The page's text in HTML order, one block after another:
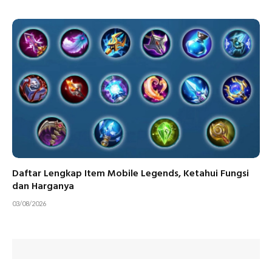
Daftar Lengkap Item Mobile Legends, Ketahui Fungsi
dan Harganya
03/08/2026